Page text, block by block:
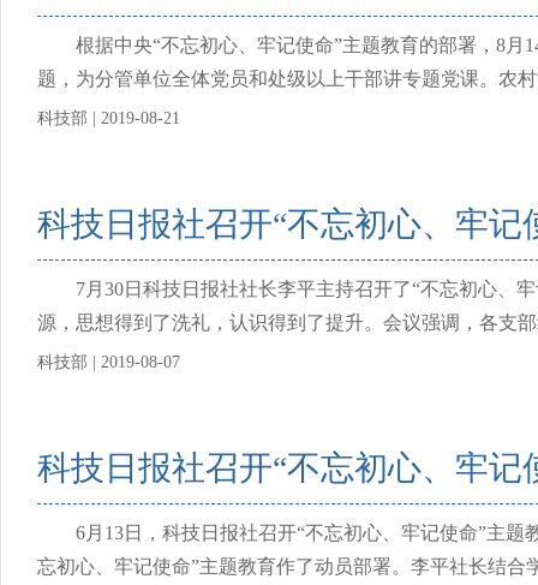
根据中央“不忘初心、牢记使命”主题教育的部署，8月
题，为分管单位全体党员和处级以上干部讲专题党课。农
科技部 | 2019-08-21
科技日报社召开“不忘初心、牢记
7月30日科技日报社社长李平主持召开了“不忘初心、牢
源，思想得到了洗礼，认识得到了提升。会议强调，各支
科技部 | 2019-08-07
科技日报社召开“不忘初心、牢记
6月13日，科技日报社召开“不忘初心、牢记使命”主题
忘初心、牢记使命”主题教育作了动员部署。李平社长结